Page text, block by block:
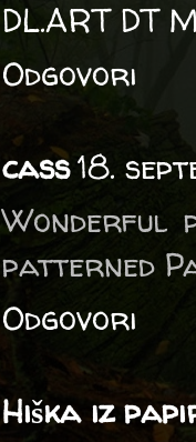
DL.ART DT
Odgovori
cass18.
Wonderful
patterned
Odgovori
Hiška iz